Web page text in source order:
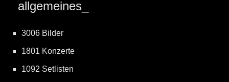
allgemeines_
3006 Bilder
1801 Konzerte
1092 Setlisten